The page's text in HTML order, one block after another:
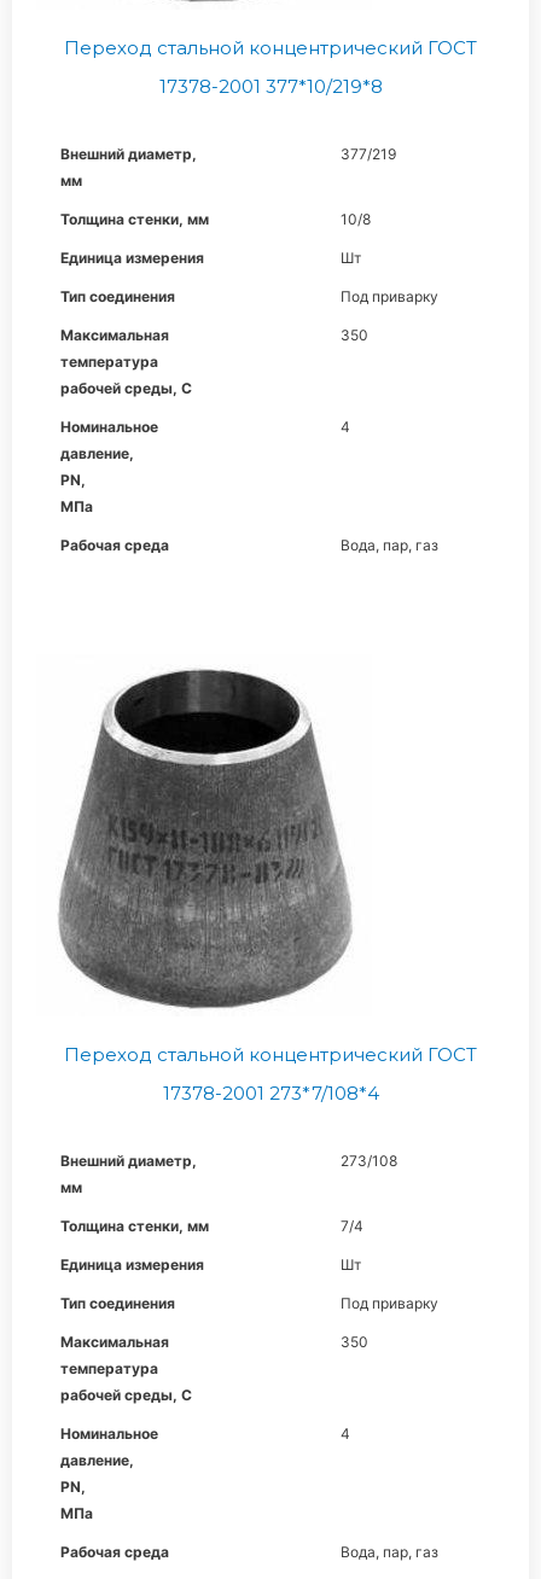
Переход стальной концентрический ГОСТ
17378-2001 377*10/219*8
Внешний диаметр,
мм
377/219
Толщина стенки, мм 10/8
Единица измерения Шт
Тип соединения Под приварку
Максимальная
температура
рабочей среды, С
350
Номинальное
давление,
PN,
МПа
4
Рабочая среда Вода, пар, газ
Переход стальной концентрический ГОСТ
17378-2001 273*7/108*4
Внешний диаметр,
мм
273/108
Толщина стенки, мм 7/4
Единица измерения Шт
Тип соединения Под приварку
Максимальная
температура
рабочей среды, С
350
Номинальное
давление,
PN,
МПа
4
Рабочая среда Вода, пар, газ